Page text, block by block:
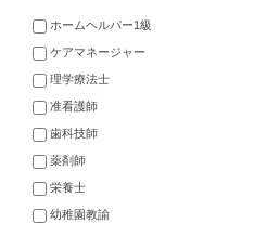
ホームヘルパー1級
ケアマネージャー
理学療法士
准看護師
歯科技師
薬剤師
栄養士
幼稚園教諭